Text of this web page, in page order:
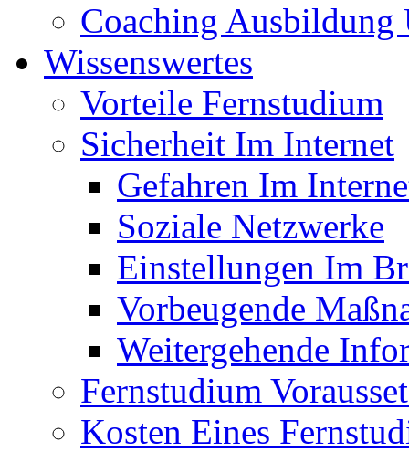
Coaching Ausbildung
Wissenswertes
Vorteile Fernstudium
Sicherheit Im Internet
Gefahren Im
Soziale Netzwerke
Einstellungen Im
Vorbeugende
Weitergehende
Fernstudium
Kosten Eines